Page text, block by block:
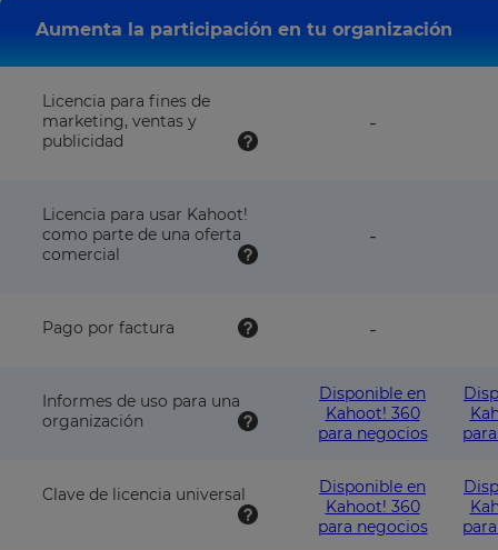
Aumenta la participación en tu organización
Licencia para fines de
marketing, ventas y
publicidad
-feature
Licencia para usar Kahoot!
como parte de una oferta
comercial
-feature
plan
Pago por factura -feature
with
this
plan
Informes de uso para una
organización
Disponible en
Kahoot! 360
para negocios
Clave de licencia universal
Disponible en
Kahoot! 360
para negocios